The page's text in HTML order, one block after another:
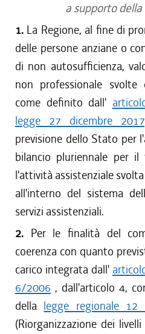
a supporto
1. La Regione, al fine di
delle persone anziane o
di non autosufficienza,
non professionale svolte
come definito dall'
legge 27 dicembre
previsione dello Stato per
bilancio pluriennale per
l'attività assistenziale
all'interno del sistema
servizi assistenziali.
2. Per le finalità del
coerenza con quanto
carico integrata dall'
6/2006 , dall'articolo 4,
della legge regionale
(Riorganizzazione dei